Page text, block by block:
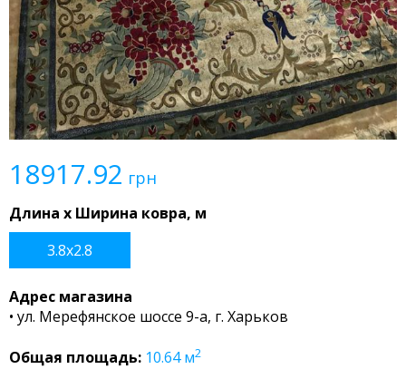
18917.92 грн
Длина x Ширина ковра, м
3.8x2.8
Адрес магазина
• ул. Мерефянское шоссе 9-а, г. Харьков
Общая площадь: 10.64м2